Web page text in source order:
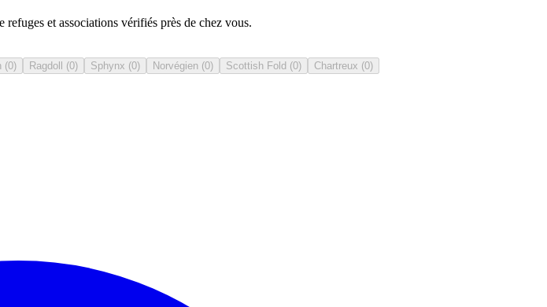
et associations vérifiés près de chez vous.
(0) Ragdoll (0) Sphynx (0) Norvégien (0) Scottish Fold (0) Chartreux (0)